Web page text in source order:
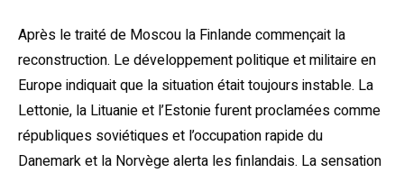
Après le traité de Moscou la Finlande commençait la
reconstruction. Le développement politique et militaire en
Europe indiquait que la situation était toujours instable. La
Lettonie, la Lituanie et l’Estonie furent proclamées comme
républiques soviétiques et l’occupation rapide du
Danemark et la Norvège alerta les finlandais. La sensation